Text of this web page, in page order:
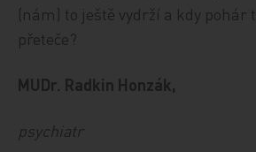
(nám) to ještě vydrží a kdy pohár
přeteče?
MUDr. Radkin Honzák,
psychiatr